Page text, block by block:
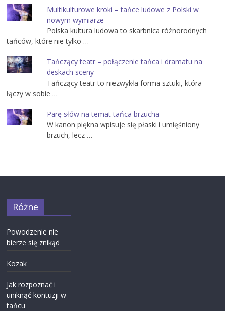
Multikulturowe kroki – tańce ludowe z Polski w
nowym wymiarze
Polska kultura ludowa to skarbnica różnorodnych
tańców, które nie tylko …
Tańczący teatr – połączenie tańca i dramatu na
deskach sceny
Tańczący teatr to niezwykła forma sztuki, która
łączy w sobie …
Parę słów na temat tańca brzucha
W kanon piękna wpisuje się płaski i umięśniony
brzuch, lecz …
Różne
Powodzenie nie
bierze się znikąd
Kozak
Jak rozpoznać i
uniknąć kontuzji w
tańcu